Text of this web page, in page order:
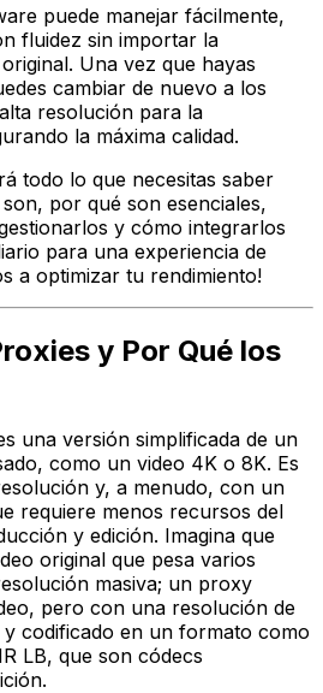
puede manejar fácilmente,
fluidez sin importar la
Una vez que hayas
cambiar de nuevo a los
resolución para la
la máxima calidad.
todo lo que necesitas saber
por qué son esenciales,
y cómo integrarlos
para una experiencia de
a optimizar tu rendimiento!
y Por Qué los
una versión simplificada de un
como un video 4K o 8K. Es
y, a menudo, con un
requiere menos recursos del
y edición. Imagina que
original que pesa varios
masiva; un proxy
pero con una resolución de
codificado en un formato como
LB, que son códecs